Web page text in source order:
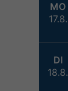
MO
17.8.
DI
18.8.